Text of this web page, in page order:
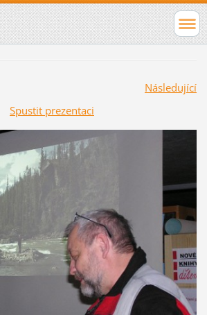
Následující
Spustit prezentaci